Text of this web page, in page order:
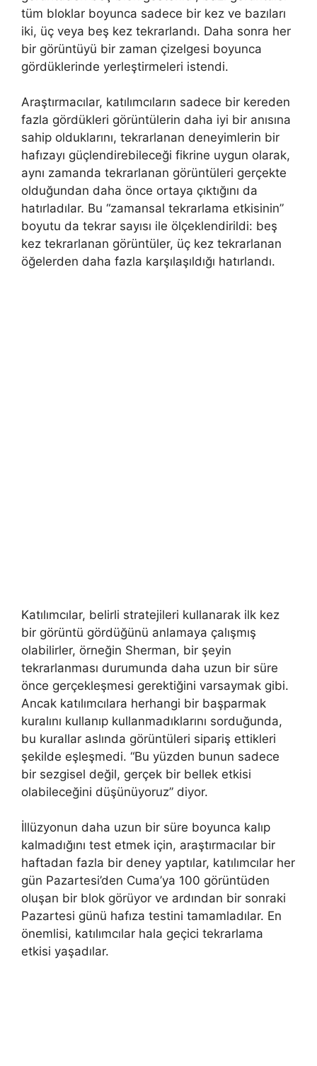
tüm bloklar boyunca sadece bir kez ve bazıları
iki, üç veya beş kez tekrarlandı. Daha sonra her
bir görüntüyü bir zaman çizelgesi boyunca
gördüklerinde yerleştirmeleri istendi.
Araştırmacılar, katılımcıların sadece bir kereden
fazla gördükleri görüntülerin daha iyi bir anısına
sahip olduklarını, tekrarlanan deneyimlerin bir
hafızayı güçlendirebileceği fikrine uygun olarak,
aynı zamanda tekrarlanan görüntüleri gerçekte
olduğundan daha önce ortaya çıktığını da
hatırladılar. Bu “zamansal tekrarlama etkisinin”
boyutu da tekrar sayısı ile ölçeklendirildi: beş
kez tekrarlanan görüntüler, üç kez tekrarlanan
öğelerden daha fazla karşılaşıldığı hatırlandı.
Katılımcılar, belirli stratejileri kullanarak ilk kez
bir görüntü gördüğünü anlamaya çalışmış
olabilirler, örneğin Sherman, bir şeyin
tekrarlanması durumunda daha uzun bir süre
önce gerçekleşmesi gerektiğini varsaymak gibi.
Ancak katılımcılara herhangi bir başparmak
kuralını kullanıp kullanmadıklarını sorduğunda,
bu kurallar aslında görüntüleri sipariş ettikleri
şekilde eşleşmedi. “Bu yüzden bunun sadece
bir sezgisel değil, gerçek bir bellek etkisi
olabileceğini düşünüyoruz” diyor.
İllüzyonun daha uzun bir süre boyunca kalıp
kalmadığını test etmek için, araştırmacılar bir
haftadan fazla bir deney yaptılar, katılımcılar her
gün Pazartesi’den Cuma’ya 100 görüntüden
oluşan bir blok görüyor ve ardından bir sonraki
Pazartesi günü hafıza testini tamamladılar. En
önemlisi, katılımcılar hala geçici tekrarlama
etkisi yaşadılar.